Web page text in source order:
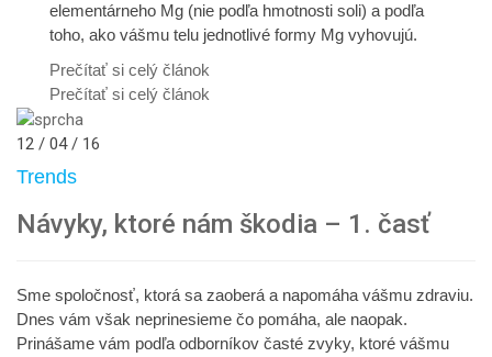
elementárneho Mg (nie podľa hmotnosti soli) a podľa
toho, ako vášmu telu jednotlivé formy Mg vyhovujú.
Prečítať si celý článok
Prečítať si celý článok
12 / 04 / 16
Trends
Návyky, ktoré nám škodia – 1. časť
Sme spoločnosť, ktorá sa zaoberá a napomáha vášmu zdraviu.
Dnes vám však neprinesieme čo pomáha, ale naopak.
Prinášame vám podľa odborníkov časté zvyky, ktoré vášmu